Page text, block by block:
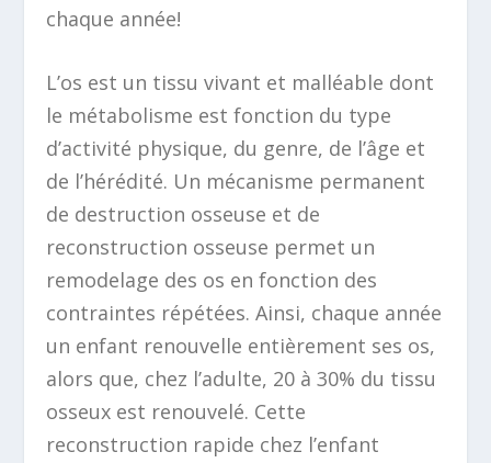
chaque année!
L’os est un tissu vivant et malléable dont
le métabolisme est fonction du type
d’activité physique, du genre, de l’âge et
de l’hérédité. Un mécanisme permanent
de destruction osseuse et de
reconstruction osseuse permet un
remodelage des os en fonction des
contraintes répétées. Ainsi, chaque année
un enfant renouvelle entièrement ses os,
alors que, chez l’adulte, 20 à 30% du tissu
osseux est renouvelé. Cette
reconstruction rapide chez l’enfant